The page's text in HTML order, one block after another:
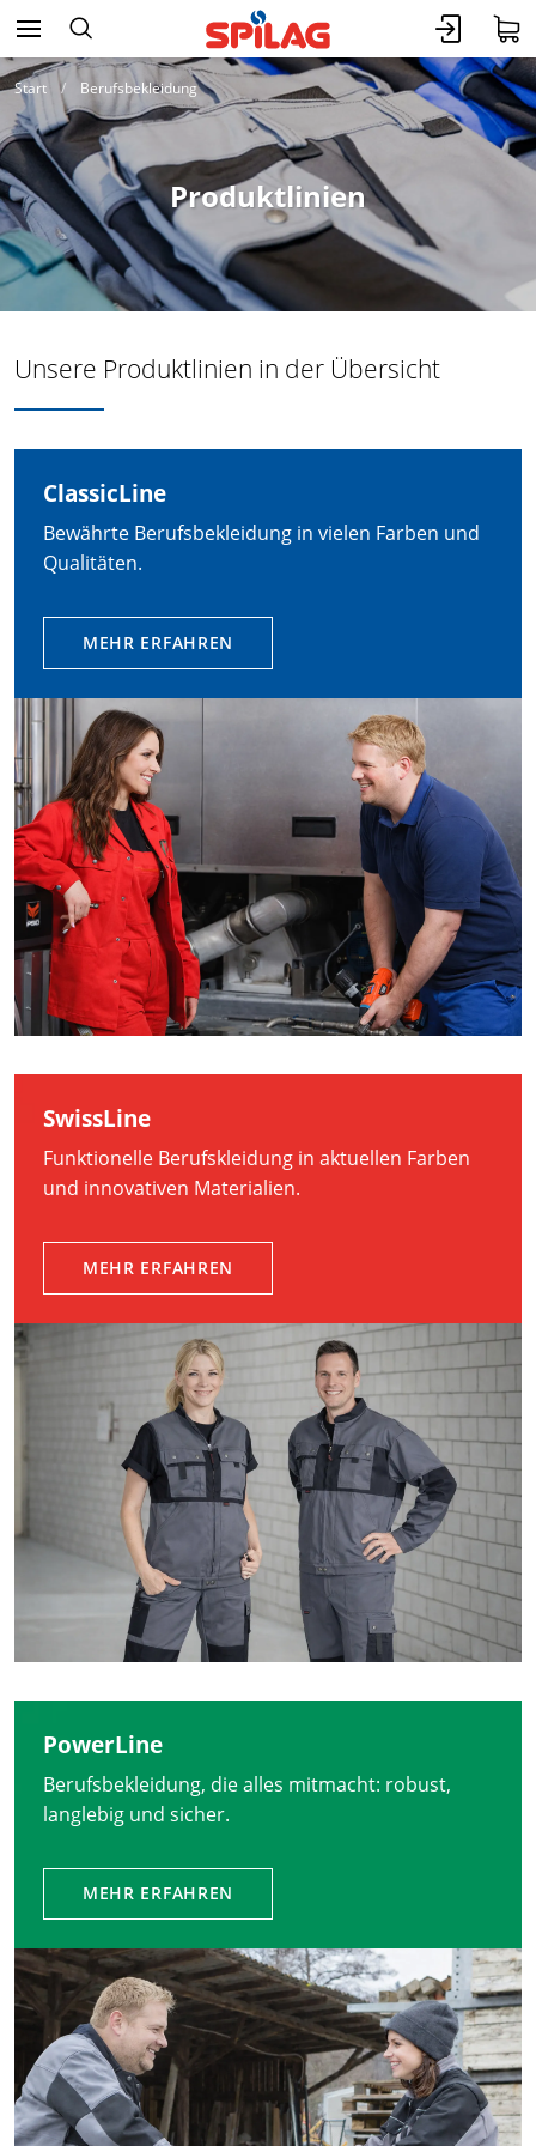
Start Berufsbekleidung
Produktlinien
Unsere Produktlinien in der Übersicht
ClassicLine
Bewährte Berufsbekleidung in vielen Farben und
Qualitäten.
MEHR ERFAHREN
SwissLine
Funktionelle Berufskleidung in aktuellen Farben
und innovativen Materialien.
MEHR ERFAHREN
PowerLine
Berufsbekleidung, die alles mitmacht: robust,
langlebig und sicher.
MEHR ERFAHREN